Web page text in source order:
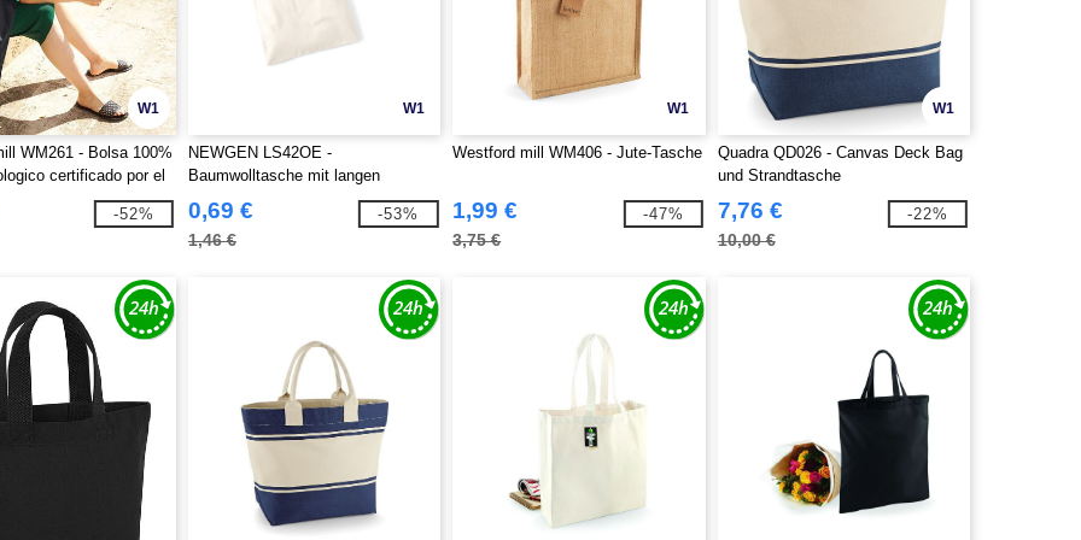
W1
WM261 - Bolsa 100%
certificado por el
Apta para imprimir.
de alta gama.
a mano o en
67cm. 38x42cm - 10
-52%
W1
NEWGEN LS42OE -
Baumwolltasche mit langen
Henkeln
0,69 €
1,46 €
-53%
W1
Westford mill WM406 - Jute-Tasche
1,99 €
3,75 €
-47%
W1
Quadra QD026 - Canvas Deck Bag
und Strandtasche
7,76 €
10,00 €
-22%